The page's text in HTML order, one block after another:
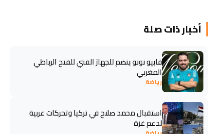
أخبار ذات صلة
فابيو نونو ينضم للجهاز الفني للفتح الرباطي
المغربي
رياضة
استقبال محمد صلاح في تركيا وتحركات عربية
لدعم غزة